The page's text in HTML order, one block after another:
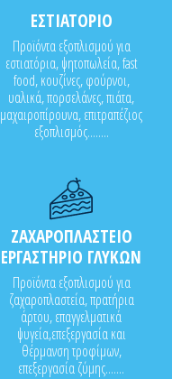
ΕΣΤΙΑΤΟΡΙΟ
Προϊόντα εξοπλισμού για
εστιατόρια, ψητοπωλεία, fast
food, κουζίνες, φούρνοι,
υαλικά, πορσελάνες, πιάτα,
μαχαιροπίρουνα, επιτραπέζιος
εξοπλισμός........
ΖΑΧΑΡΟΠΛΑΣΤΕΙΟ
ΕΡΓΑΣΤΗΡΙΟ ΓΛΥΚΩΝ
Προϊόντα εξοπλισμού για
ζαχαροπλαστεία, πρατήρια
άρτου, επαγγελματικά
ψυγεία,επεξεργασία και
θέρμανση τροφίμων,
επεξεργασία ζύμης.......